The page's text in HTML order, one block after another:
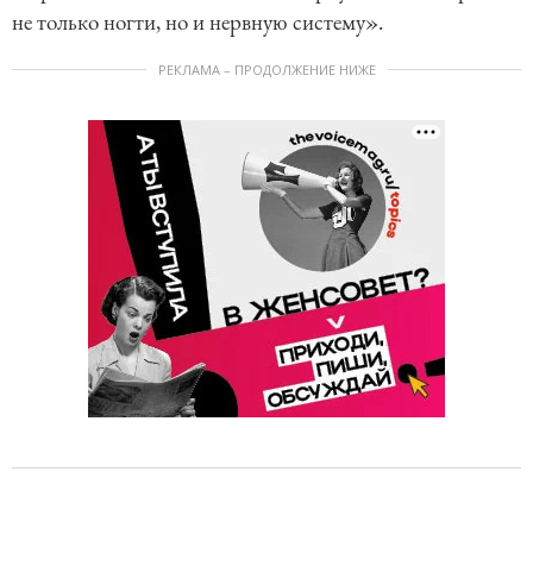
не только ногти, но и нервную систему».
РЕКЛАМА – ПРОДОЛЖЕНИЕ НИЖЕ